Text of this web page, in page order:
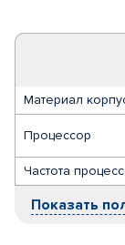
Материал
Процессор
Частота
Показать